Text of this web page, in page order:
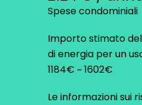
Spese condominiali
Importo stimato
di energia per un
1184€ ~ 1602€
Le informazioni sui